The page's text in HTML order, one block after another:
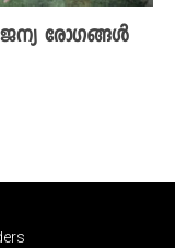
രോഗങ്ങൾ